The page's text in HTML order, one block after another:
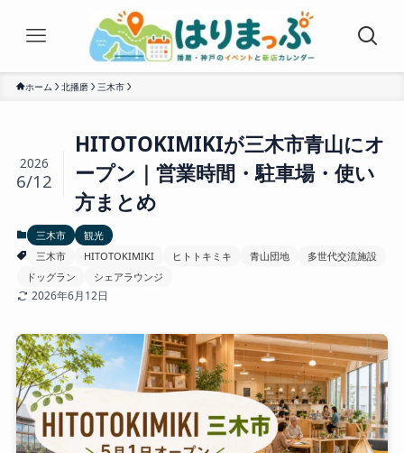
ホーム 北播磨 三木市
HITOTOKIMIKIが三木市青山にオ
ープン｜営業時間・駐車場・使い
方まとめ
2026
6/12
三木市
観光
三木市
HITOTOKIMIKI ヒトトキミキ 青山団地
多世代交流施設
ドッグラン
シェアラウンジ
2026年6月12日